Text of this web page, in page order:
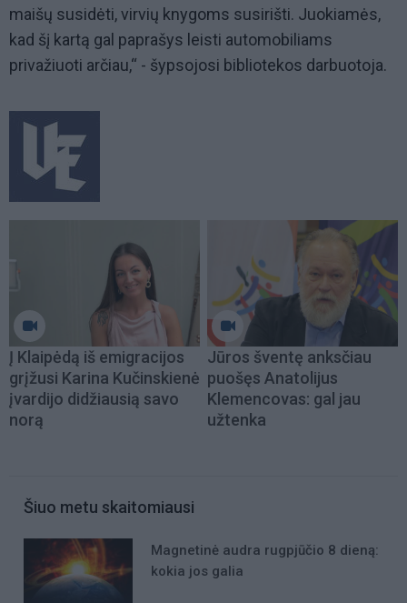
maišų susidėti, virvių knygoms susirišti. Juokiamės,
kad šį kartą gal paprašys leisti automobiliams
privažiuoti arčiau,“ - šypsojosi bibliotekos darbuotoja.
Į Klaipėdą iš emigracijos
grįžusi Karina Kučinskienė
įvardijo didžiausią savo
norą
Jūros šventę anksčiau
puošęs Anatolijus
Klemencovas: gal jau
užtenka
Šiuo metu skaitomiausi
Magnetinė audra rugpjūčio 8 dieną:
kokia jos galia